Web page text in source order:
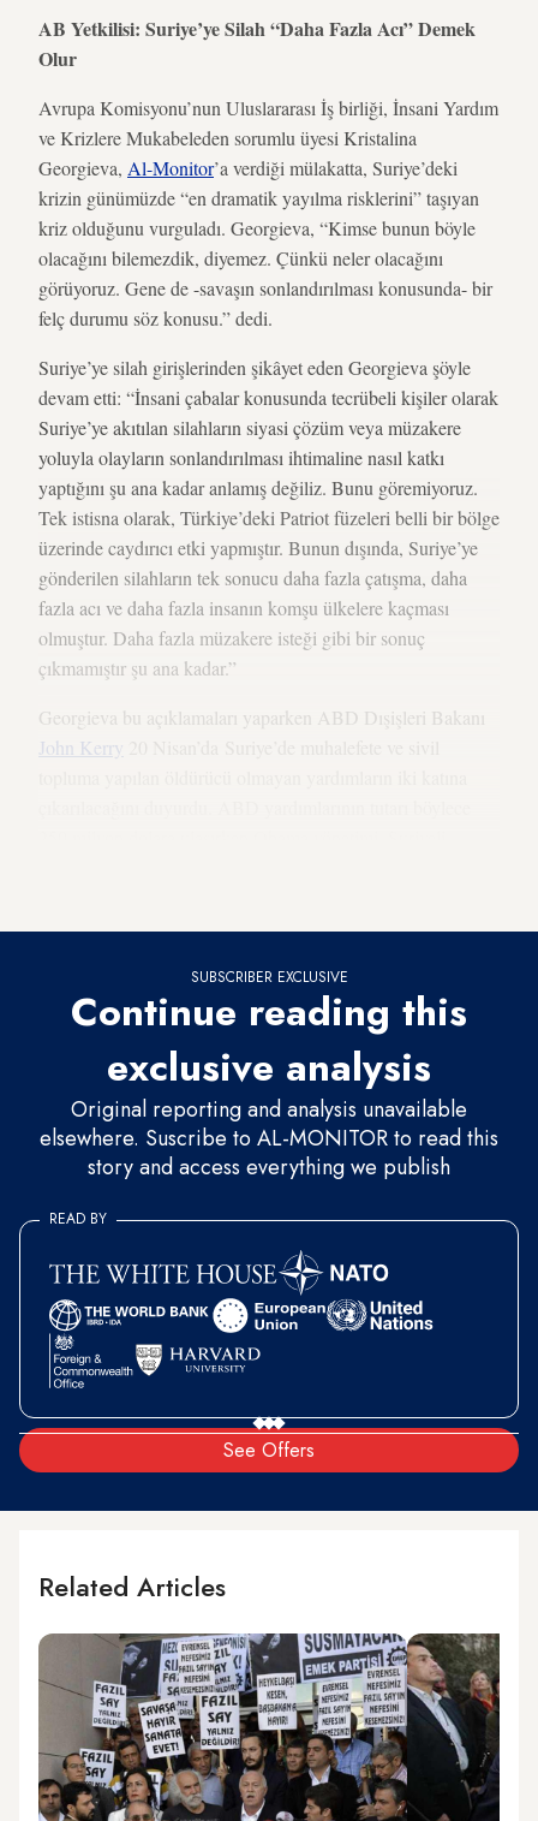
AB Yetkilisi: Suriye’ye Silah “Daha Fazla Acı” Demek
Olur
Avrupa Komisyonu’nun Uluslararası İş birliği, İnsani Yardım
ve Krizlere Mukabeleden sorumlu üyesi Kristalina
Georgieva, Al-Monitor’a verdiği mülakatta, Suriye’deki
krizin günümüzde “en dramatik yayılma risklerini” taşıyan
kriz olduğunu vurguladı. Georgieva, “Kimse bunun böyle
olacağını bilemezdik, diyemez. Çünkü neler olacağını
görüyoruz. Gene de -savaşın sonlandırılması konusunda- bir
felç durumu söz konusu.” dedi.
Suriye’ye silah girişlerinden şikâyet eden Georgieva şöyle
devam etti: “İnsani çabalar konusunda tecrübeli kişiler olarak
Suriye’ye akıtılan silahların siyasi çözüm veya müzakere
yoluyla olayların sonlandırılması ihtimaline nasıl katkı
yaptığını şu ana kadar anlamış değiliz. Bunu göremiyoruz.
Tek istisna olarak, Türkiye’deki Patriot füzeleri belli bir bölge
üzerinde caydırıcı etki yapmıştır. Bunun dışında, Suriye’ye
gönderilen silahların tek sonucu daha fazla çatışma, daha
fazla acı ve daha fazla insanın komşu ülkelere kaçması
olmuştur. Daha fazla müzakere isteği gibi bir sonuç
çıkmamıştır şu ana kadar.”
Georgieva bu açıklamaları yaparken ABD Dışişleri Bakanı
John Kerry
SUBSCRIBER EXCLUSIVE
Continue reading this
exclusive analysis
Original reporting and analysis unavailable
elsewhere. Suscribe to AL-MONITOR to read this
story and access everything we publish
See Offers
READ BY
Related Articles